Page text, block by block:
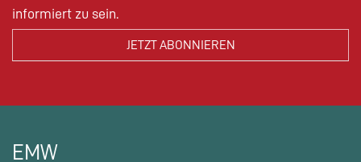
informiert zu sein.
EMW